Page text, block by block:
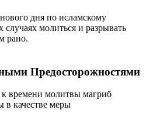
дня по исламскому
молиться и разрывать
рано.
Предосторожностями
времени молитвы магриб
в качестве меры